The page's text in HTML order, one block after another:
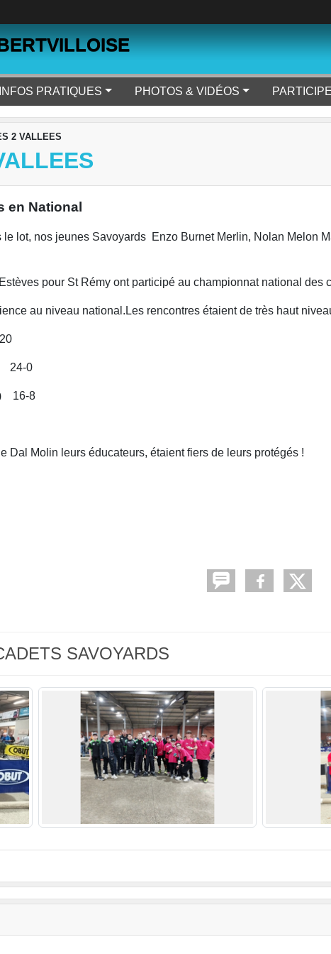
INFOS PRATIQUES PHOTOS & VIDÉOS
2 VALLEES
en National
lot, nos jeunes Savoyards Enzo Burnet Merlin, Nolan Melon
pour St Rémy ont participé au championnat national des
au niveau national.Les rencontres étaient de très haut
24-0
16-8
Dal Molin leurs éducateurs, étaient fiers de leurs protégés !
SAVOYARDS